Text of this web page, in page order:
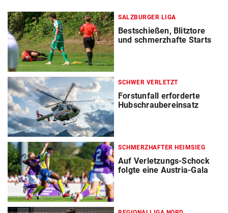
SALZBURGER LIGA
Bestschießen, Blitztore
und schmerzhafte Starts
SCHWER VERLETZT
Forstunfall erforderte
Hubschraubereinsatz
SCHMERZHAFTER HEIMSIEG
Auf Verletzungs-Schock
folgte eine Austria-Gala